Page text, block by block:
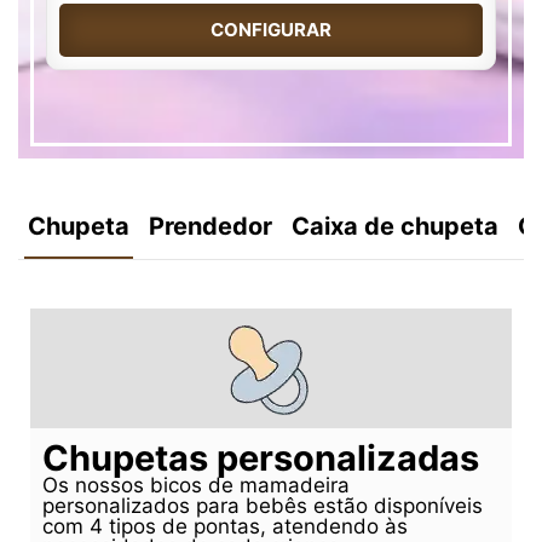
CONFIGURAR
Chupeta Prendedor Caixa de chupeta
Chupetas personalizadas
Os nossos bicos de mamadeira
personalizados para bebês estão disponíveis
com 4 tipos de pontas, atendendo às